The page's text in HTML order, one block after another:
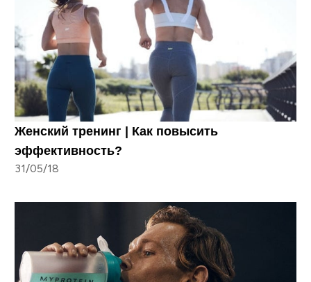
Женский тренинг | Как повысить
эффективность?
31/05/18